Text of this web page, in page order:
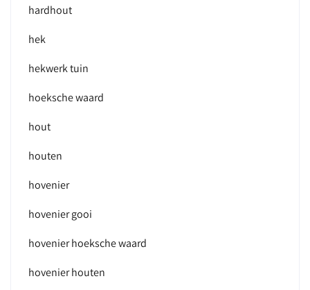
hardhout
hek
hekwerk tuin
hoeksche waard
hout
houten
hovenier
hovenier gooi
hovenier hoeksche waard
hovenier houten